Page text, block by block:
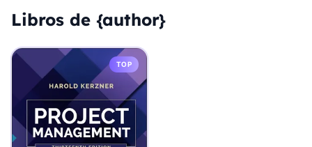
Libros de {author}
TOP